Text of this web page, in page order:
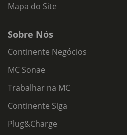
Mapa do Site
Sobre Nós
Continente Negócios
MC Sonae
Trabalhar na MC
Continente Siga
Plug&Charge